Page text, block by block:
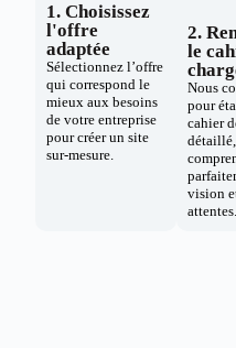
1. Choisissez
l'offre
adaptée
Sélectionnez l’offre
qui correspond le
mieux aux besoins
de votre entreprise
pour créer un site
sur-mesure.
2.
le
Nous
pour
cahier
vision
attentes.